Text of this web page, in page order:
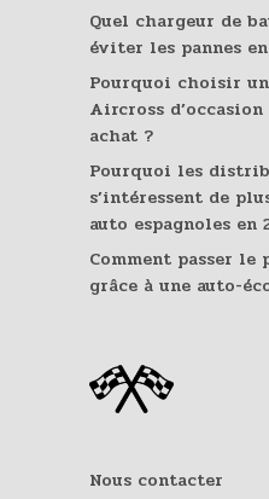
Quel chargeur de
éviter les pannes
Pourquoi choisir
Aircross
achat ?
Pourquoi les
s’intéressent de
auto espagnoles en
Comment passer
grâce à une auto-
Nous contacter